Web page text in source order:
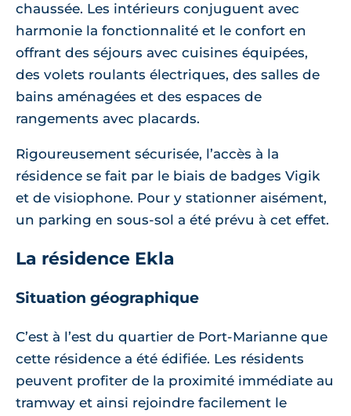
chaussée. Les intérieurs conjuguent avec
harmonie la fonctionnalité et le confort en
offrant des séjours avec cuisines équipées,
des volets roulants électriques, des salles de
bains aménagées et des espaces de
rangements avec placards.
Rigoureusement sécurisée, l’accès à la
résidence se fait par le biais de badges Vigik
et de visiophone. Pour y stationner aisément,
un parking en sous-sol a été prévu à cet effet.
La résidence Ekla
Situation géographique
C’est à l’est du quartier de Port-Marianne que
cette résidence a été édifiée. Les résidents
peuvent profiter de la proximité immédiate au
tramway et ainsi rejoindre facilement le